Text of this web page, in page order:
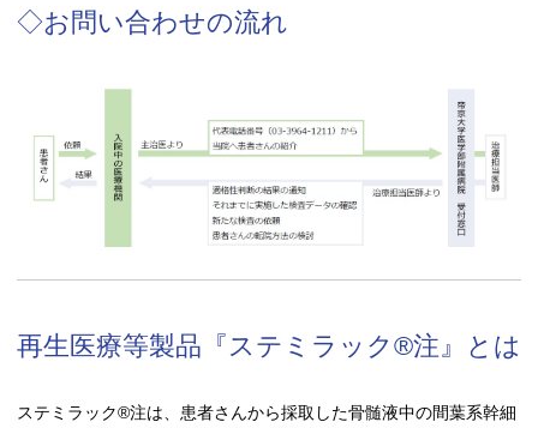
◇お問い合わせの流れ
再生医療等製品『ステミラック®注』とは
ステミラック®注は、患者さんから採取した骨髄液中の間葉系幹細